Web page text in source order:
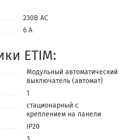
230В АС
6 А
ETIM:
Модульный автоматический
выключатель (автомат)
1
стационарный с
креплением на панели
IP20